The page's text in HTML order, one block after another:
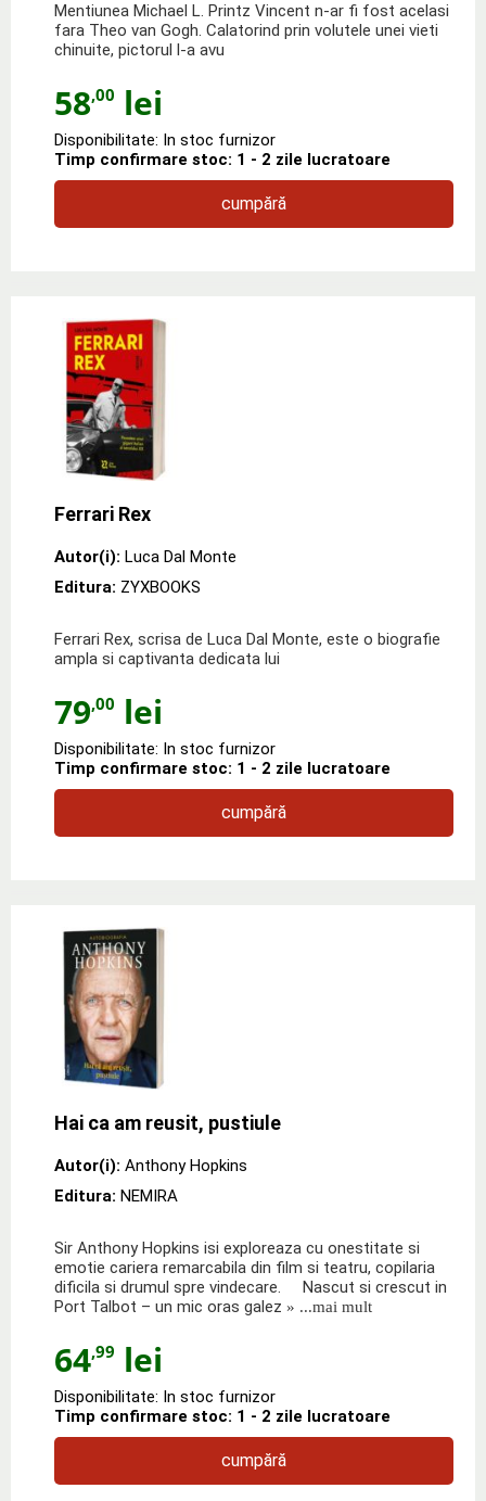
Mentiunea Michael L. Printz Vincent n-ar fi fost acelasi
fara Theo van Gogh. Calatorind prin volutele unei vieti
chinuite, pictorul l-a avu
58,00 lei
Disponibilitate: In stoc furnizor
Timp confirmare stoc: 1 - 2 zile lucratoare
cumpără
Ferrari Rex
Autor(i): Luca Dal Monte
Editura: ZYXBOOKS
Ferrari Rex, scrisa de Luca Dal Monte, este o biografie
ampla si captivanta dedicata lui
79,00 lei
Disponibilitate: In stoc furnizor
Timp confirmare stoc: 1 - 2 zile lucratoare
cumpără
Hai ca am reusit, pustiule
Autor(i): Anthony Hopkins
Editura: NEMIRA
Sir Anthony Hopkins isi exploreaza cu onestitate si
emotie cariera remarcabila din film si teatru, copilaria
dificila si drumul spre vindecare. Nascut si crescut in
Port Talbot – un mic oras galez » ...mai mult
64,99 lei
Disponibilitate: In stoc furnizor
Timp confirmare stoc: 1 - 2 zile lucratoare
cumpără